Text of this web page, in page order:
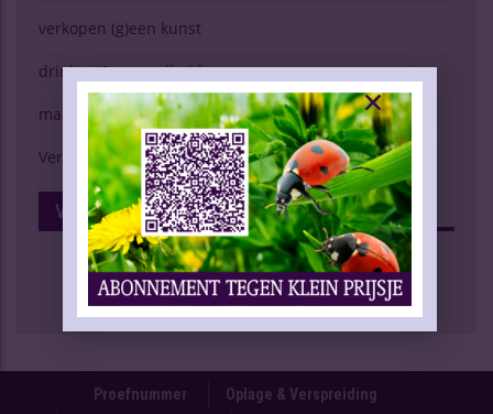
verkopen (g)een kunst
drinken & gezondheid
marktspiegel
Verschijning Drinks Slijtersvakblad
Volg Ons Op Facebook
Proefnummer
Oplage & Verspreiding